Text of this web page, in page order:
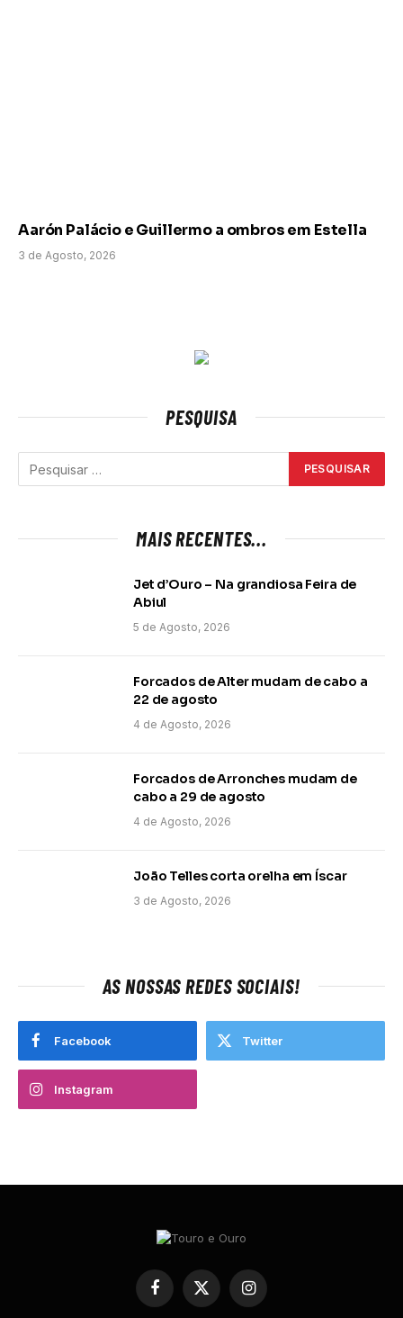
Aarón Palácio e Guillermo a ombros em Estella
3 de Agosto, 2026
PESQUISA
MAIS RECENTES...
Jet d’Ouro – Na grandiosa Feira de
Abiul
5 de Agosto, 2026
Forcados de Alter mudam de cabo a
22 de agosto
4 de Agosto, 2026
Forcados de Arronches mudam de
cabo a 29 de agosto
4 de Agosto, 2026
João Telles corta orelha em Íscar
3 de Agosto, 2026
AS NOSSAS REDES SOCIAIS!
Facebook Twitter
Instagram
Facebook
X
Instagram